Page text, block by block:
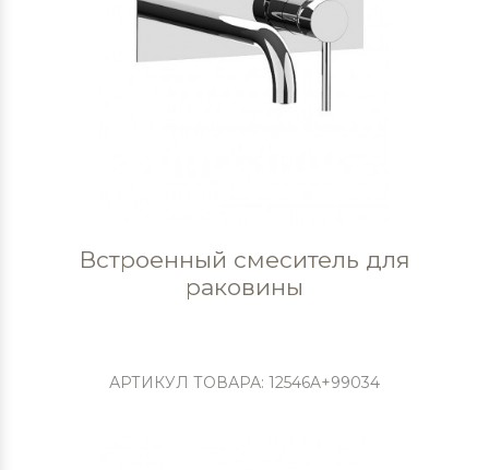
Встроенный смеситель для
раковины
АРТИКУЛ ТОВАРА: 12546A+99034